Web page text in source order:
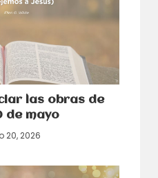
las obras de
de mayo
20, 2026